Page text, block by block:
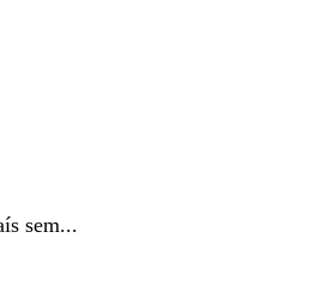
sem...